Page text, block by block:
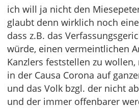
ich will ja nicht den
glaubt denn wirklich noch
dass z.B. das
würde, einen vermeintlichen
Kanzlers feststellen zu
in der Causa Corona auf
und das Volk bzgl. der nicht
und der immer offenbarer